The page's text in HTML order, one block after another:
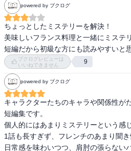
powered by ブクログ
ちょっとしたミステリーを解決！
美味しいフランス料理と一緒にミステ
短編だから初級な方にも読みやすいと
ブクログレビューは
いいねできません
9
powered by ブクログ
キャラクターたちのキャラや関係性が
短編集です。
個人的にはあまりミステリーという感
1話も長すぎず、フレンチのあまり聞
日常感を味わいつつ、肩肘の張らない